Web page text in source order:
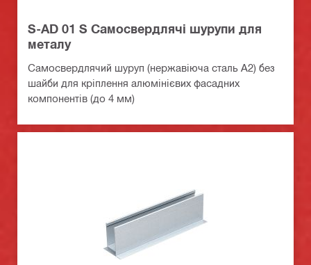
S-AD 01 S Самосвердлячі шурупи для
металу
Самосвердлячий шуруп (нержавіюча сталь A2) без
шайби для кріплення алюмінієвих фасадних
компонентів (до 4 мм)